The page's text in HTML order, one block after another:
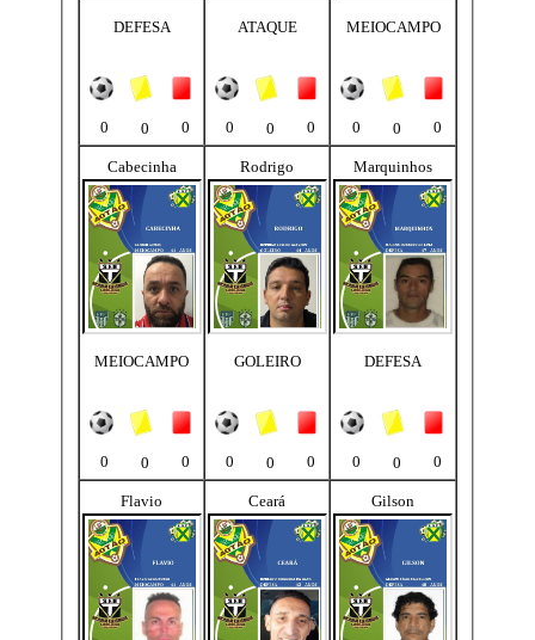
DEFESA
0 0 0
ATAQUE
0 0 0
MEIOCAMPO
0 0 0
Cabecinha
MEIOCAMPO
0 0 0
Rodrigo
GOLEIRO
0 0 0
Marquinhos
DEFESA
0 0 0
Flavio Ceará Gilson